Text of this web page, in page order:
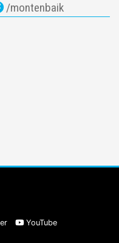
/montenbaik
YouTube